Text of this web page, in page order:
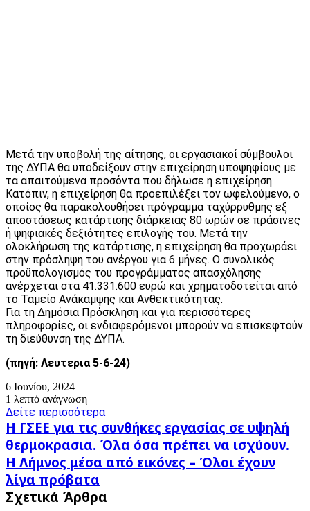
Μετά την υποβολή της αίτησης, οι εργασιακοί σύμβουλοι
της ΔΥΠΑ θα υποδείξουν στην επιχείρηση υποψηφίους με
τα απαιτούμενα προσόντα που δήλωσε η επιχείρηση.
Κατόπιν, η επιχείρηση θα προεπιλέξει τον ωφελούμενο, ο
οποίος θα παρακολουθήσει πρόγραμμα ταχύρρυθμης εξ
αποστάσεως κατάρτισης διάρκειας 80 ωρών σε πράσινες
ή ψηφιακές δεξιότητες επιλογής του. Μετά την
ολοκλήρωση της κατάρτισης, η επιχείρηση θα προχωράει
στην πρόσληψη του ανέργου για 6 μήνες. Ο συνολικός
προϋπολογισμός του προγράμματος απασχόλησης
ανέρχεται στα 41.331.600 ευρώ και χρηματοδοτείται από
το Ταμείο Ανάκαμψης και Ανθεκτικότητας.
Για τη Δημόσια Πρόσκληση και για περισσότερες
πληροφορίες, οι ενδιαφερόμενοι μπορούν να επισκεφτούν
τη διεύθυνση της ΔΥΠΑ.
(πηγή: Λευτερια 5-6-24)
6 Ιουνίου, 2024
1 λεπτό ανάγνωση
Δείτε περισσότερα
Η
ΓΣΕΕ
για
τις
συνθήκες
εργασίας
σε
Η ΓΣΕΕ για τις συνθήκες εργασίας σε υψηλή
θερμοκρασια. Όλα όσα πρέπει να ισχύουν.
Η
Λήμνος
μέσα
από
Η Λήμνος μέσα από εικόνες – Όλοι έχουν
λίγα πρόβατα
Σχετικά Άρθρα